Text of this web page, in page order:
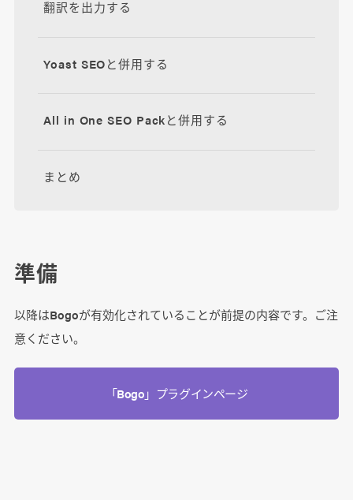
翻訳を出力する
Yoast SEOと併用する
All in One SEO Packと併用する
まとめ
準備
以降はBogoが有効化されていることが前提の内容です。ご注
意ください。
「Bogo」プラグインページ